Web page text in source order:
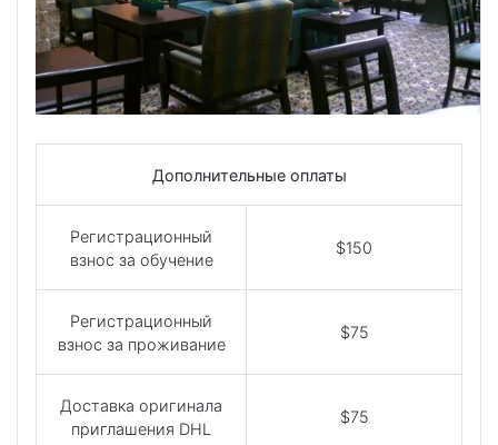
Дополнительные оплаты
Регистрационный
взнос за обучение
$150
Регистрационный
взнос за проживание
$75
Доставка оригинала
приглашения DHL
$75